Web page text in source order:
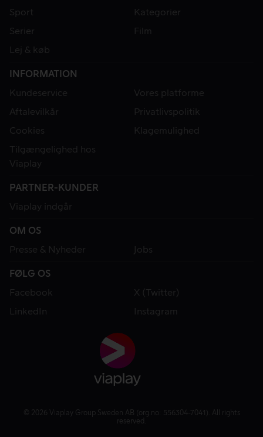
Sport
Kategorier
Serier
Film
Lej & køb
INFORMATION
Kundeservice
Vores platforme
Aftalevilkår
Privatlivspolitik
Cookies
Klagemulighed
Tilgængelighed hos
Viaplay
PARTNER-KUNDER
Viaplay indgår
OM OS
Presse & Nyheder
Jobs
FØLG OS
Facebook
X (Twitter)
LinkedIn
Instagram
© 2026 Viaplay Group Sweden AB (org.no: 556304-7041). All rights
reserved.